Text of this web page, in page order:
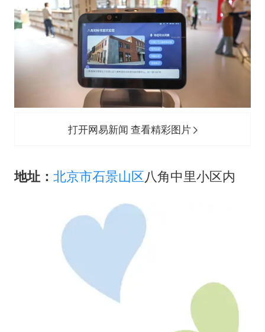
打开网易新闻 查看精彩图片
地址： 北京市石景山区八角中里小区内